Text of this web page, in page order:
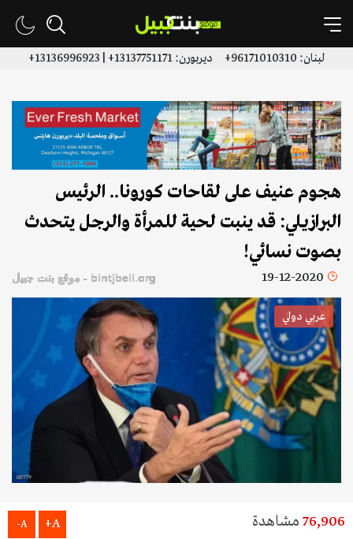
لبنان: 96171010310+ ديربورن: 13137751171+ | 13136996923+
هجوم عنيف على لقاحات كورونا.. الرئيس
البرازيلي: قد ينبت لحية للمرأة والرجل يتحدث
بصوت نسائي!
19-12-2020 bintjbeil.org - موقع بنت جبيل
عربي دولي
76,906 مشاهدة A+
A-